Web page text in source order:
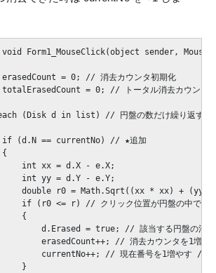
Form1_MouseClick(object sender,
= 0; // 消去カウンタ初期化
= 0; // トータル消去カウンタ
(Disk d in list) // 円盤の数だけ繰り返す
(d.N == currentNo) // ★追加
{
int xx = d.X - e.X;
int yy = d.Y - e.Y;
double r0 = Math.Sqrt((xx * xx) + (yy *
if (r0 <= r) // クリック位置が円盤の中であ
{
d.Erased = true; // 該当する円盤の消去
erasedCount++; // 消去カウンタを1増や
currentNo++; // 現在番号を1増やす //
}